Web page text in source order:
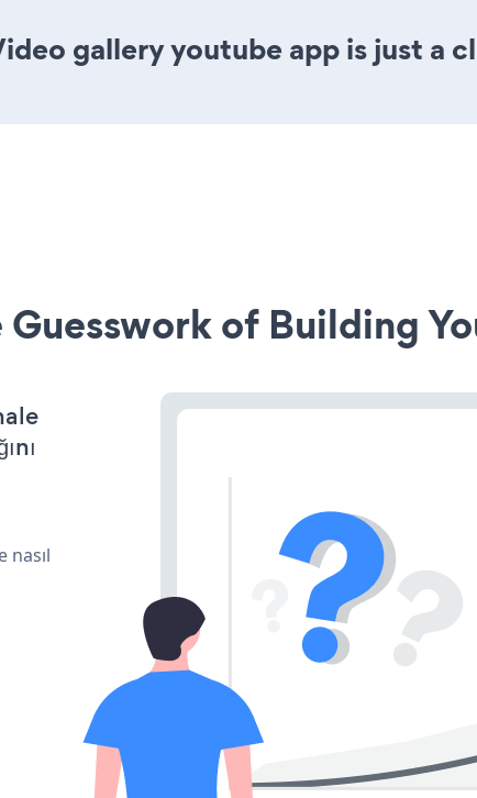
gallery youtube app is just a
Guesswork of Building
nasıl